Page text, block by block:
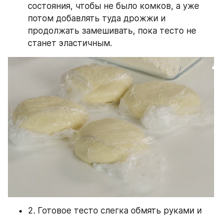
состояния, чтобы не было комков, а уже
потом добавлять туда дрожжи и
продолжать замешивать, пока тесто не
станет эластичным.
2. Готовое тесто слегка обмять руками и